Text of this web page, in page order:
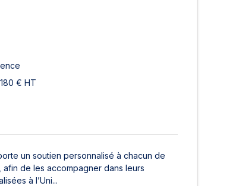
€ HT
un soutien personnalisé à chacun de
de les accompagner dans leurs
à l’Uni...